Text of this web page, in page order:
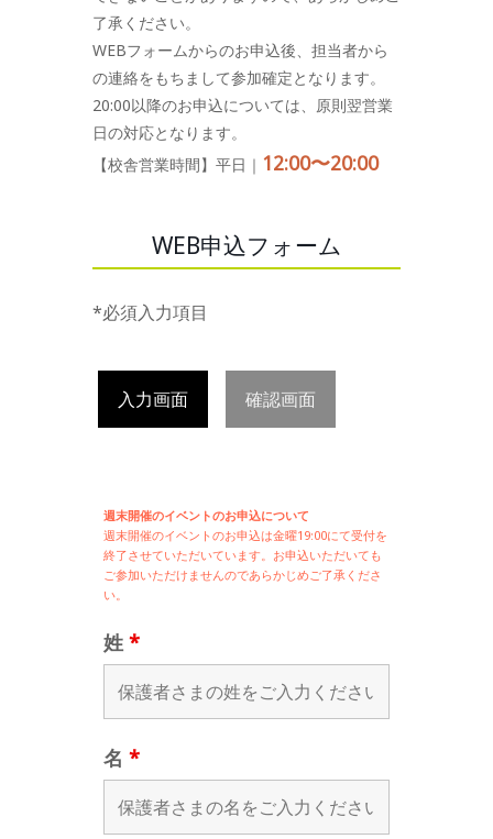
了承ください。
WEBフォームからのお申込後、担当者から
の連絡をもちまして参加確定となります。
20:00以降のお申込については、原則翌営業
日の対応となります。
【校舎営業時間】平日｜ 12:00〜20:00
WEB申込フォーム
*必須入力項目
入力画面 確認画面
週末開催のイベントのお申込について
週末開催のイベントのお申込は金曜19:00にて受付を
終了させていただいています。お申込いただいても
ご参加いただけませんのであらかじめご了承くださ
い。
姓 *
名 *